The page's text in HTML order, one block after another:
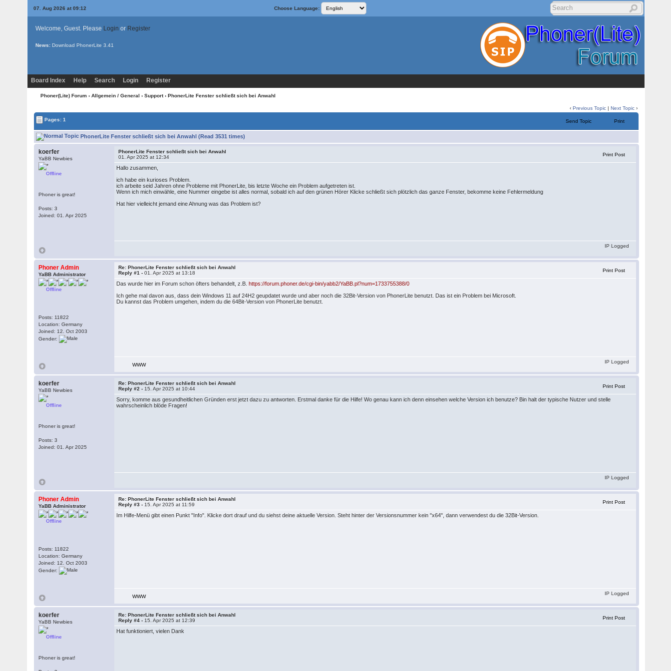
07. Aug 2026 at 09:12 Choose Language:
Welcome, Guest. Please Login or Register
News: Download PhonerLite 3.41
Board Index Help Search Login Register
Phoner(Lite) Forum › Allgemein / General › Support› PhonerLite Fenster schließt sich bei Anwahl
‹Previous Topic |Next Topic ›
Pages: 1 Send Topic Print
PhonerLite Fenster schließt sich bei Anwahl (Read 3531 times)
koerfer
YaBB Newbies
Offline
Phoner is great!
Posts: 3
Joined: 01. Apr 2025
PhonerLite Fenster schließt sich bei Anwahl
01. Apr 2025 at 12:34
Print Post
Hallo zusammen,
ich habe ein kurioses Problem.
ich arbeite seid Jahren ohne Probleme mit PhonerLite, bis letzte Woche ein Problem aufgetreten ist.
Wenn ich mich einwähle, eine Nummer eingebe ist alles normal, sobald ich auf den grünen Hörer Klicke schließt sich plötzlich das ganze Fenster, bekomme keine Fehlermeldung
Hat hier vielleicht jemand eine Ahnung was das Problem ist?
IP Logged
Phoner Admin
YaBB Administrator
Offline
Posts: 11822
Location: Germany
Joined: 12. Oct 2003
Gender:
Re: PhonerLite Fenster schließt sich bei Anwahl
Reply #1 -01. Apr 2025 at 13:18 Print Post
Das wurde hier im Forum schon öfters behandelt, z.B.https://forum.phoner.de/cgi-bin/yabb2/YaBB.pl?num=1733755388/0
Ich gehe mal davon aus, dass dein Windows 11 auf 24H2 geupdatet wurde und aber noch die 32Bit-Version von PhonerLite benutzt. Das ist ein Problem bei Microsoft.
Du kannst das Problem umgehen, indem du die 64Bit-Version von PhonerLite benutzt.
WWW
IP Logged
koerfer
YaBB Newbies
Offline
Phoner is great!
Posts: 3
Joined: 01. Apr 2025
Re: PhonerLite Fenster schließt sich bei Anwahl
Reply #2 - 15. Apr 2025 at 10:44 Print Post
Sorry, komme aus gesundheitlichen Gründen erst jetzt dazu zu antworten. Erstmal danke für die Hilfe! Wo genau kann ich denn einsehen welche Version ich benutze? Bin halt der typische Nutzer und stelle
wahrscheinlich blöde Fragen!
IP Logged
Phoner Admin
YaBB Administrator
Offline
Posts: 11822
Location: Germany
Joined: 12. Oct 2003
Gender:
Re: PhonerLite Fenster schließt sich bei Anwahl
Reply #3 - 15. Apr 2025 at 11:59 Print Post
Im Hilfe-Menü gibt einen Punkt "Info". Klicke dort drauf und du siehst deine aktuelle Version. Steht hinter der Versionsnummer kein "x64", dann verwendest du die 32Bit-Version.
WWW
IP Logged
koerfer
YaBB Newbies
Offline
Phoner is great!
Re: PhonerLite Fenster schließt sich bei Anwahl
Reply #4 - 15. Apr 2025 at 12:39 Print Post
Hat funktioniert, vielen Dank